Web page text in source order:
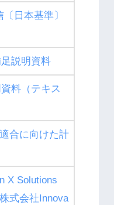
日本基準〕
説明資料
料（テキス
合に向けた計
X Solutions
式会社Innova